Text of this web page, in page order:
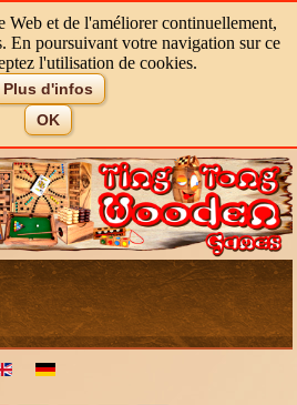
Web et de l'améliorer continuellement,
En poursuivant votre navigation sur ce
l'utilisation de cookies.
Plus d'infos
OK